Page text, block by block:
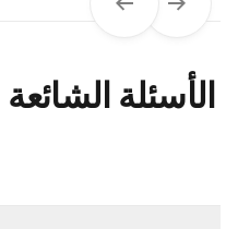
Previous
Next
الأسئلة الشائعة | Jakarta VDS